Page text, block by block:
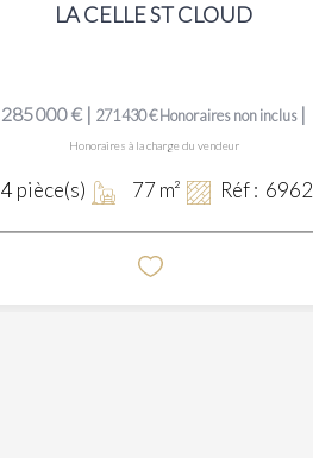
LA CELLE ST CLOUD
285 000 € | 271 430 €Honoraires non inclus |
Honoraires à la charge du vendeur
4 pièce(s) 77 m² Réf : 6962